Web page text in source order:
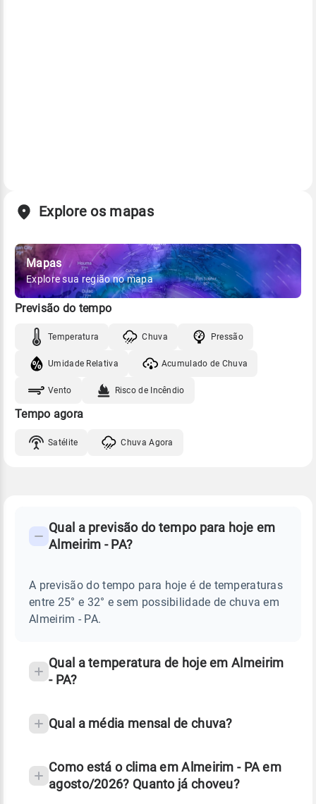
Explore os mapas
Mapas
Explore sua região no mapa
Previsão do tempo
Temperatura Chuva Pressão
Umidade Relativa Acumulado de Chuva
Vento Risco de Incêndio
Tempo agora
Satélite Chuva Agora
PREVISÃO
TEMPO
ALMEIRIM
Perguntas
sobre
chuva
Qual a previsão do tempo para hoje em
Almeirim - PA?
A previsão do tempo para hoje é de temperaturas
entre 25° e 32° e sem possibilidade de chuva em
Almeirim - PA.
Qual a temperatura de hoje em Almeirim
- PA?
Qual a média mensal de chuva?
Como está o clima em Almeirim - PA em
agosto/2026? Quanto já choveu?